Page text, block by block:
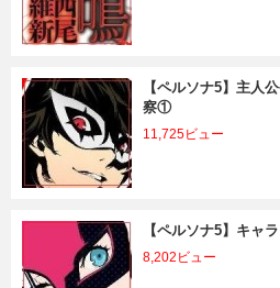
【ペルソナ5】主人
察①
11,725ビュー
【ペルソナ5】キャ
8,202ビュー